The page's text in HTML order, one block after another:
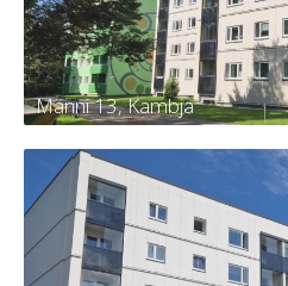
Männi 13, Kambja
Männi 13,
Tellija
13